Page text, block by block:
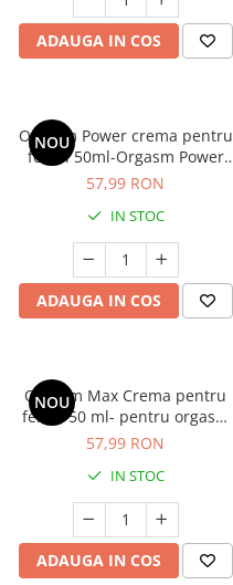
ADAUGA IN COS
NOU
Orgasm Power crema pentru
femei 50ml-Orgasm Power
crema pentru femei
57,99 RON
IN STOC
ADAUGA IN COS
NOU
Orgasm Max Crema pentru
femei 50 ml- pentru orgasm
intens și creșterea libidoului
57,99 RON
IN STOC
ADAUGA IN COS